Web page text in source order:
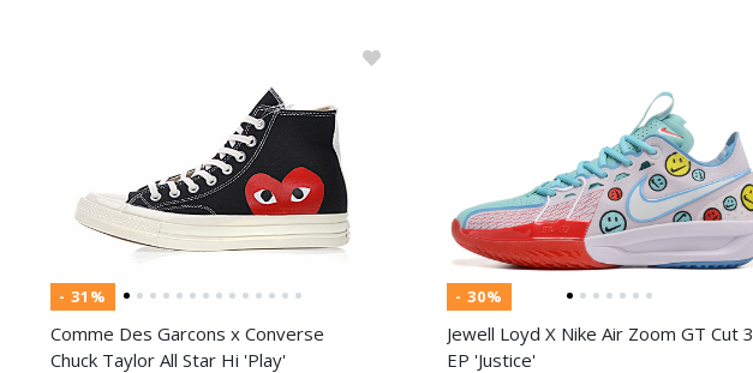
- 31%
Comme Des Garcons x Converse
Chuck Taylor All Star Hi 'Play'
- 30%
Jewell Loyd X Nike Air Zoom GT Cut 3
EP 'Justice'